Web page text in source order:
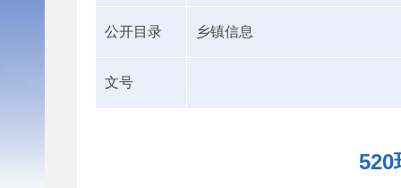
公开目录 乡镇信息
文号
520